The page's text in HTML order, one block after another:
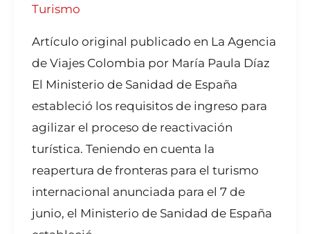
Turismo
Artículo original publicado en La Agencia
de Viajes Colombia por María Paula Díaz
El Ministerio de Sanidad de España
estableció los requisitos de ingreso para
agilizar el proceso de reactivación
turística. Teniendo en cuenta la
reapertura de fronteras para el turismo
internacional anunciada para el 7 de
junio, el Ministerio de Sanidad de España